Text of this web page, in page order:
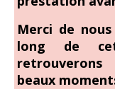
Merci de
long de
beaux